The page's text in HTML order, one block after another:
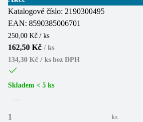
Katalogové číslo: 2190300495
EAN: 8590385006701
250,00 Kč / ks
162,50 Kč / ks
134,30 Kč / ks bez DPH
Skladem < 5 ks
ks